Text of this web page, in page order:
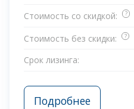
Стоимость со скидкой:
?
Стоимость без скидки: ?
Срок лизинга:
Подробнее